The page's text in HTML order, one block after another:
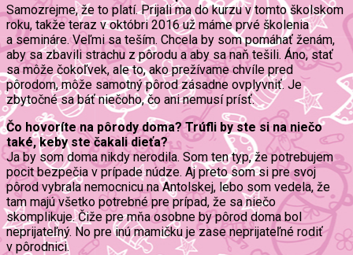
Samozrejme, že to platí. Prijali ma do kurzu v tomto školskom
roku, takže teraz v októbri 2016 už máme prvé školenia
a semináre. Veľmi sa teším. Chcela by som pomáhať ženám,
aby sa zbavili strachu z pôrodu a aby sa naň tešili. Áno, stať
sa môže čokoľvek, ale to, ako prežívame chvíle pred
pôrodom, môže samotný pôrod zásadne ovplyvniť. Je
zbytočné sa báť niečoho, čo ani nemusí prísť.
Čo hovoríte na pôrody doma? Trúfli by ste si na niečo
také, keby ste čakali dieťa?
Ja by som doma nikdy nerodila. Som ten typ, že potrebujem
pocit bezpečia v prípade núdze. Aj preto som si pre svoj
pôrod vybrala nemocnicu na Antolskej, lebo som vedela, že
tam majú všetko potrebné pre prípad, že sa niečo
skomplikuje. Čiže pre mňa osobne by pôrod doma bol
neprijateľný. No pre inú mamičku je zase neprijateľné rodiť
v pôrodnici.